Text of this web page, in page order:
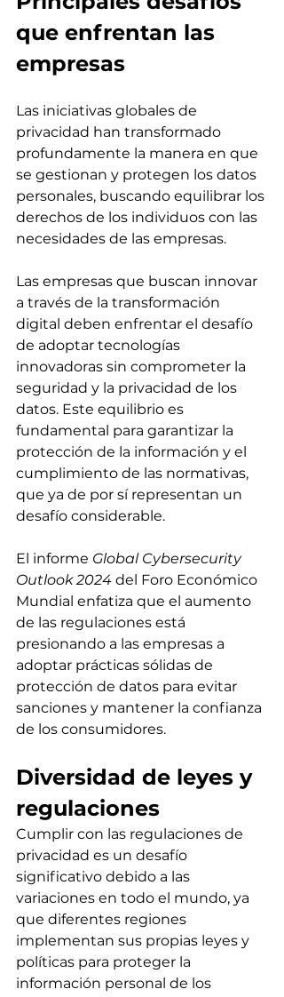
que enfrentan las
empresas
Las iniciativas globales de
privacidad han transformado
profundamente la manera en que
se gestionan y protegen los datos
personales, buscando equilibrar los
derechos de los individuos con las
necesidades de las empresas.
Las empresas que buscan innovar
a través de la transformación
digital deben enfrentar el desafío
de adoptar tecnologías
innovadoras sin comprometer la
seguridad y la privacidad de los
datos. Este equilibrio es
fundamental para garantizar la
protección de la información y el
cumplimiento de las normativas,
que ya de por sí representan un
desafío considerable.
El informe Global Cybersecurity
Outlook 2024 del Foro Económico
Mundial enfatiza que el aumento
de las regulaciones está
presionando a las empresas a
adoptar prácticas sólidas de
protección de datos para evitar
sanciones y mantener la confianza
de los consumidores.
Diversidad de leyes y
regulaciones
Cumplir con las regulaciones de
privacidad es un desafío
significativo debido a las
variaciones en todo el mundo, ya
que diferentes regiones
implementan sus propias leyes y
políticas para proteger la
información personal de los